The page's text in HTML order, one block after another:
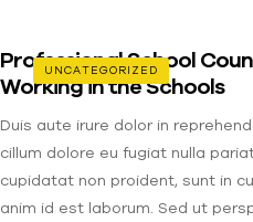
UNCATEGORIZED
Professional School
Working in the Schools
Duis aute irure dolor in
cillum dolore eu fugiat nulla
cupidatat non proident, sunt in
anim id est laborum. Sed ut